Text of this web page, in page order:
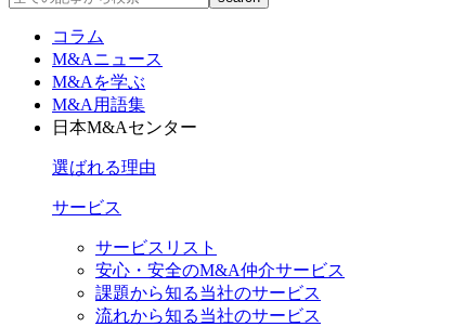
コラム
M&Aニュース
M&Aを学ぶ
M&A用語集
日本M&Aセンター
選ばれる理由
サービス
サービスリスト
安心・安全のM&A仲介サービス
課題から知る当社のサービス
流れから知る当社のサービス